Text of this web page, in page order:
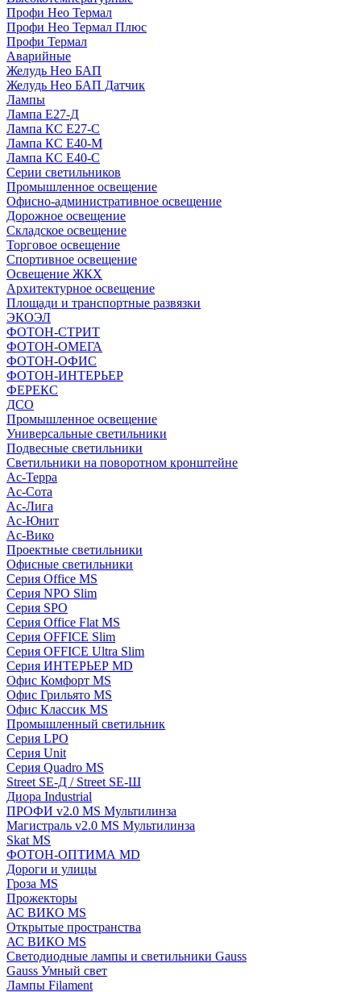
Профи Нео Термал
Профи Нео Термал Плюс
Профи Термал
Аварийные
Желудь Нео БАП
Желудь Нео БАП Датчик
Лампы
Лампа Е27-Д
Лампа КС Е27-С
Лампа КС Е40-М
Лампа КС Е40-С
Серии светильников
Промышленное освещение
Офисно-административное освещение
Дорожное освещение
Складское освещение
Торговое освещение
Спортивное освещение
Освещение ЖКХ
Архитектурное освещение
Площади и транспортные развязки
ЭКОЭЛ
ФОТОН-СТРИТ
ФОТОН-ОМЕГА
ФОТОН-ОФИС
ФОТОН-ИНТЕРЬЕР
ФЕРЕКС
ДСО
Промышленное освещение
Универсальные светильники
Подвесные светильники
Светильники на поворотном кронштейне
Ас-Терра
Ас-Сота
Ас-Лига
Ас-Юнит
Ас-Вико
Проектные светильники
Офисные светильники
Серия Office MS
Серия NPO Slim
Серия SPO
Серия Office Flat MS
Серия OFFICE Slim
Серия OFFICE Ultra Slim
Серия ИНТЕРЬЕР MD
Офис Комфорт MS
Офис Грильято MS
Офис Классик MS
Промышленный светильник
Серия LPO
Серия Unit
Серия Quadro MS
Street SE-Д / Street SE-Ш
Диора Industrial
ПРОФИ v2.0 MS Мультилинза
Магистраль v2.0 MS Мультилинза
Skat MS
ФОТОН-ОПТИМА MD
Дороги и улицы
Гроза MS
Прожекторы
АС ВИКО MS
Открытые пространства
АС ВИКО MS
Светодиодные лампы и светильники Gauss
Gauss Умный свет
Лампы Filament